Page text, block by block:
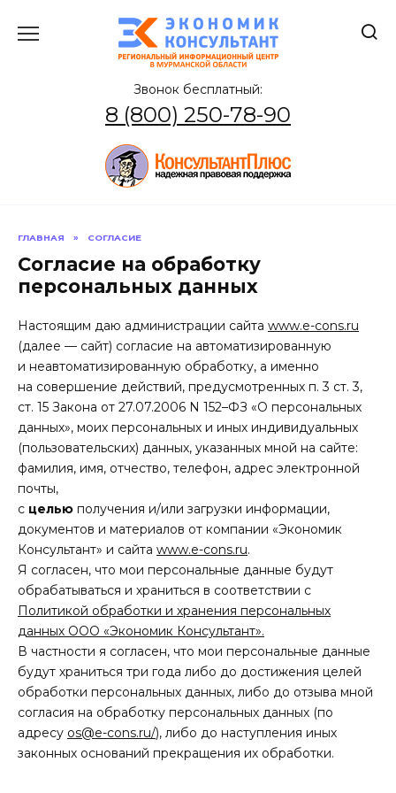
содержанию
Звонок бесплатный:
8 (800) 250-78-90
ГЛАВНАЯ » СОГЛАСИЕ
Согласие на обработку
персональных данных
Настоящим даю администрации сайта www.e-cons.ru
(далее — сайт) согласие на автоматизированную
и неавтоматизированную обработку, а именно
на совершение действий, предусмотренных п. 3 ст. 3,
ст. 15 Закона от 27.07.2006 N 152–ФЗ «О персональных
данных», моих персональных и иных индивидуальных
(пользовательских) данных, указанных мной на сайте:
фамилия, имя, отчество, телефон, адрес электронной
почты,
с целью получения и/или загрузки информации,
документов и материалов от компании «Экономик
Консультант» и сайта www.e-cons.ru.
Я согласен, что мои персональные данные будут
обрабатываться и храниться в соответствии с
Политикой обработки и хранения персональных
данных ООО «Экономик Консультант».
В частности я согласен, что мои персональные данные
будут храниться три года либо до достижения целей
обработки персональных данных, либо до отзыва мной
согласия на обработку персональных данных (по
адресу os@e-cons.ru/), либо до наступления иных
законных оснований прекращения их обработки.